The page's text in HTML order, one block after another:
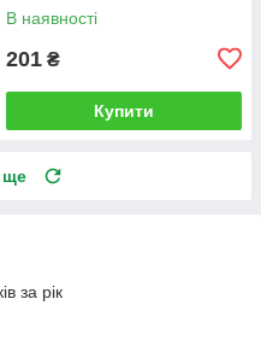
В наявності
201 ₴
Купити
ще
за рік